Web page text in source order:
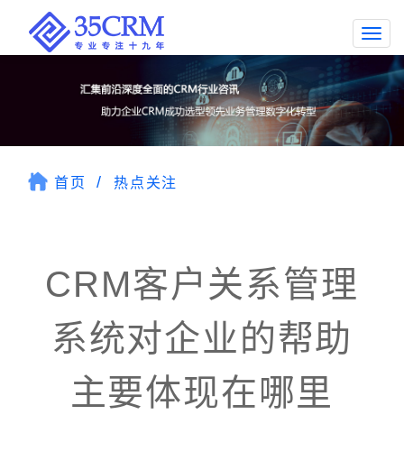
首页 热点关注
CRM客户关系管理
系统对企业的帮助
主要体现在哪里